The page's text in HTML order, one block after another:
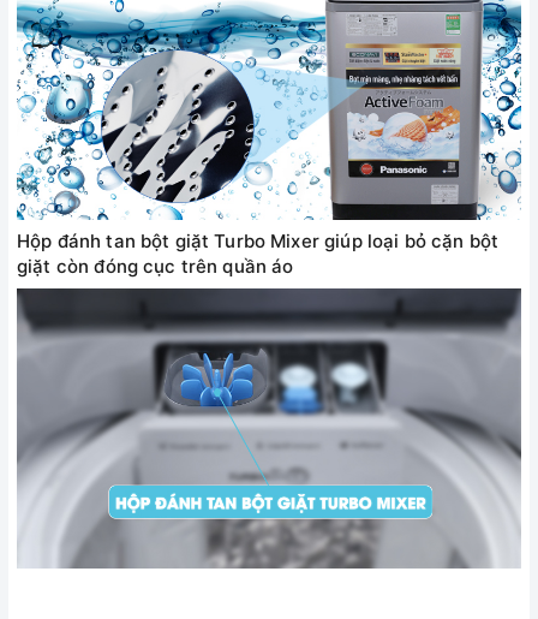
Hộp đánh tan bột giặt Turbo Mixer giúp loại bỏ cặn bột
giặt còn đóng cục trên quần áo